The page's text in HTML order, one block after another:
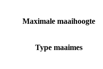
Maximale maaihoogte
Type maaimes